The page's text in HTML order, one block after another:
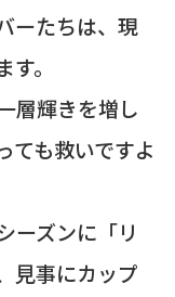
ーたちは、現
。
層輝きを増し
ても救いですよ
ーズンに「リ
見事にカップ